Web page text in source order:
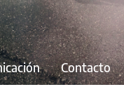
Contacto